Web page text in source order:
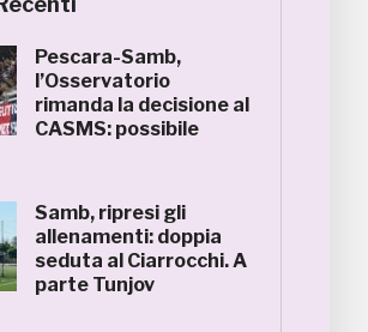
Pescara-Samb,
l’Osservatorio
rimanda la decisione al
CASMS: possibile
Samb, ripresi gli
allenamenti: doppia
seduta al Ciarrocchi. A
parte Tunjov